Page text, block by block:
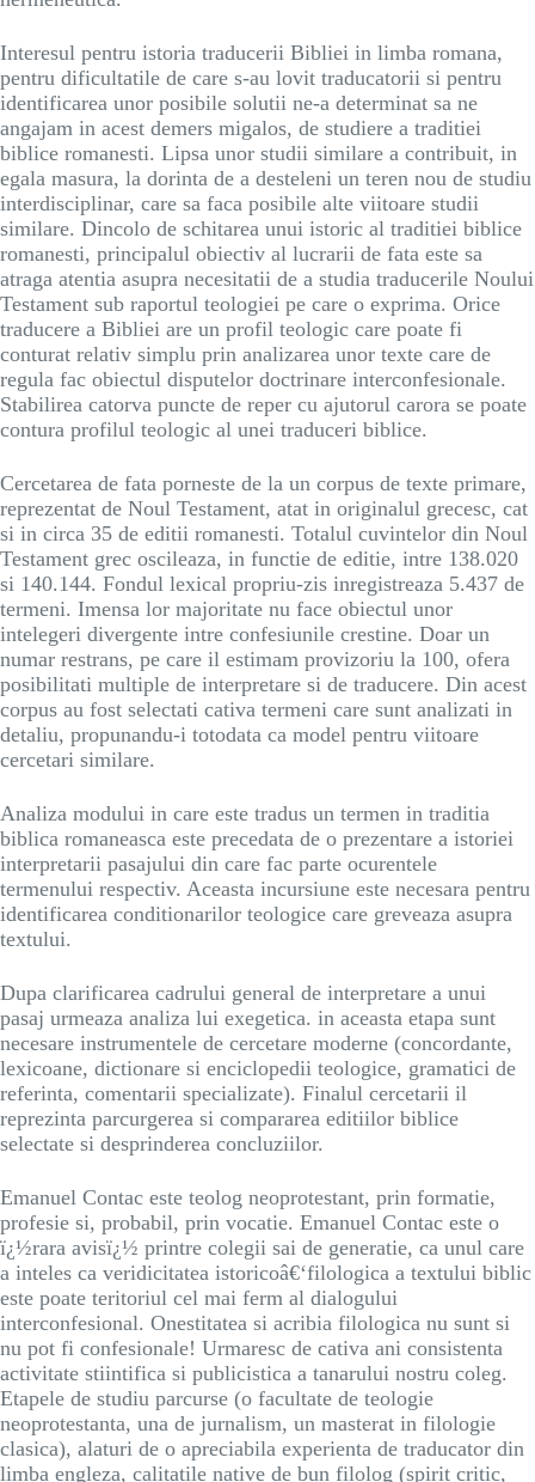
Interesul pentru istoria traducerii Bibliei in limba romana,
pentru dificultatile de care s-au lovit traducatorii si pentru
identificarea unor posibile solutii ne-a determinat sa ne
angajam in acest demers migalos, de studiere a traditiei
biblice romanesti. Lipsa unor studii similare a contribuit, in
egala masura, la dorinta de a desteleni un teren nou de studiu
interdisciplinar, care sa faca posibile alte viitoare studii
similare. Dincolo de schitarea unui istoric al traditiei biblice
romanesti, principalul obiectiv al lucrarii de fata este sa
atraga atentia asupra necesitatii de a studia traducerile Noului
Testament sub raportul teologiei pe care o exprima. Orice
traducere a Bibliei are un profil teologic care poate fi
conturat relativ simplu prin analizarea unor texte care de
regula fac obiectul disputelor doctrinare interconfesionale.
Stabilirea catorva puncte de reper cu ajutorul carora se poate
contura profilul teologic al unei traduceri biblice.
Cercetarea de fata porneste de la un corpus de texte primare,
reprezentat de Noul Testament, atat in originalul grecesc, cat
si in circa 35 de editii romanesti. Totalul cuvintelor din Noul
Testament grec oscileaza, in functie de editie, intre 138.020
si 140.144. Fondul lexical propriu-zis inregistreaza 5.437 de
termeni. Imensa lor majoritate nu face obiectul unor
intelegeri divergente intre confesiunile crestine. Doar un
numar restrans, pe care il estimam provizoriu la 100, ofera
posibilitati multiple de interpretare si de traducere. Din acest
corpus au fost selectati cativa termeni care sunt analizati in
detaliu, propunandu-i totodata ca model pentru viitoare
cercetari similare.
Analiza modului in care este tradus un termen in traditia
biblica romaneasca este precedata de o prezentare a istoriei
interpretarii pasajului din care fac parte ocurentele
termenului respectiv. Aceasta incursiune este necesara pentru
identificarea conditionarilor teologice care greveaza asupra
textului.
Dupa clarificarea cadrului general de interpretare a unui
pasaj urmeaza analiza lui exegetica. in aceasta etapa sunt
necesare instrumentele de cercetare moderne (concordante,
lexicoane, dictionare si enciclopedii teologice, gramatici de
referinta, comentarii specializate). Finalul cercetarii il
reprezinta parcurgerea si compararea editiilor biblice
selectate si desprinderea concluziilor.
Emanuel Contac este teolog neoprotestant, prin formatie,
profesie si, probabil, prin vocatie. Emanuel Contac este o
ï¿½rara avisï¿½ printre colegii sai de generatie, ca unul care
a inteles ca veridicitatea istoricoâ€‘filologica a textului biblic
este poate teritoriul cel mai ferm al dialogului
interconfesional. Onestitatea si acribia filologica nu sunt si
nu pot fi confesionale! Urmaresc de cativa ani consistenta
activitate stiintifica si publicistica a tanarului nostru coleg.
Etapele de studiu parcurse (o facultate de teologie
neoprotestanta, una de jurnalism, un masterat in filologie
clasica), alaturi de o apreciabila experienta de traducator din
limba engleza, calitatile native de bun filolog (spirit critic,